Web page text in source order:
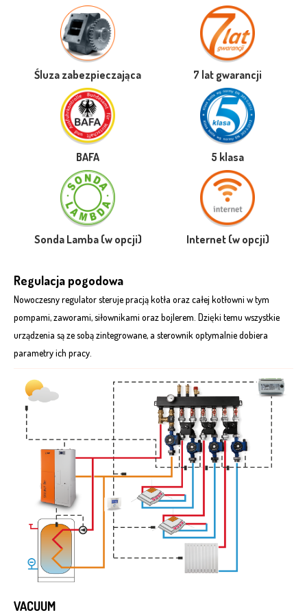
Śluza zabezpieczająca 7 lat gwarancji
BAFA 5 klasa
Sonda Lamba (w opcji) Internet (w opcji)
Regulacja pogodowa
Nowoczesny regulator steruje pracją kotła oraz całej kotłowni w tym
pompami, zaworami, siłownikami oraz bojlerem. Dzięki temu wszystkie
urządzenia są ze sobą zintegrowane, a sterownik optymalnie dobiera
parametry ich pracy.
VACUUM